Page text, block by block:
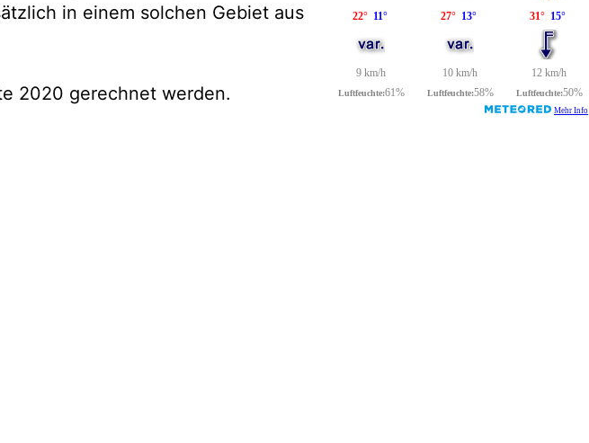
in einem solchen Gebiet aus
2020 gerechnet werden.